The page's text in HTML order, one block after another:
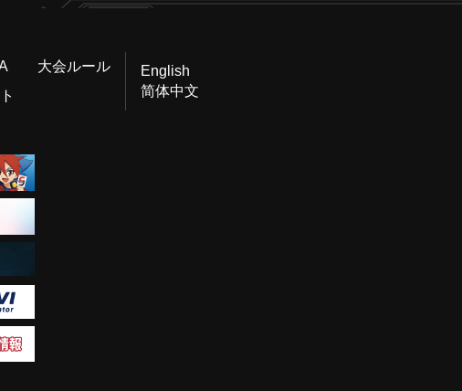
大会ルール
English
简体中文